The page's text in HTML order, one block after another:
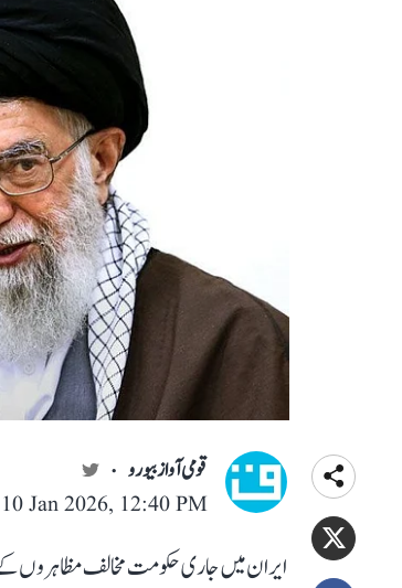
قومی آواز بیورو
Jan 2026, 12:40 PM
ایران میں جاری حکومت مخالف مظاہروں کے